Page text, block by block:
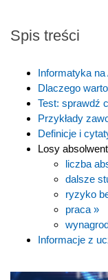
Spis treści
Informatyka
Dlaczego
Test: sprawdź
Przykłady
Definicje i
Losy
liczba
dalsze
ryzyko
praca »
Informacje z